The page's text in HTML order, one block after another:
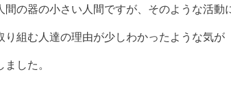
間の器の小さい人間ですが、そのような活動
り組む人達の理由が少しわかったような気が
ました。